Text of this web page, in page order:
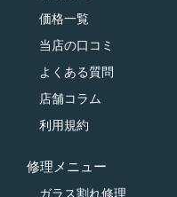
価格一覧
当店の口コミ
よくある質問
店舗コラム
利用規約
修理メニュー
ガラス割れ修理